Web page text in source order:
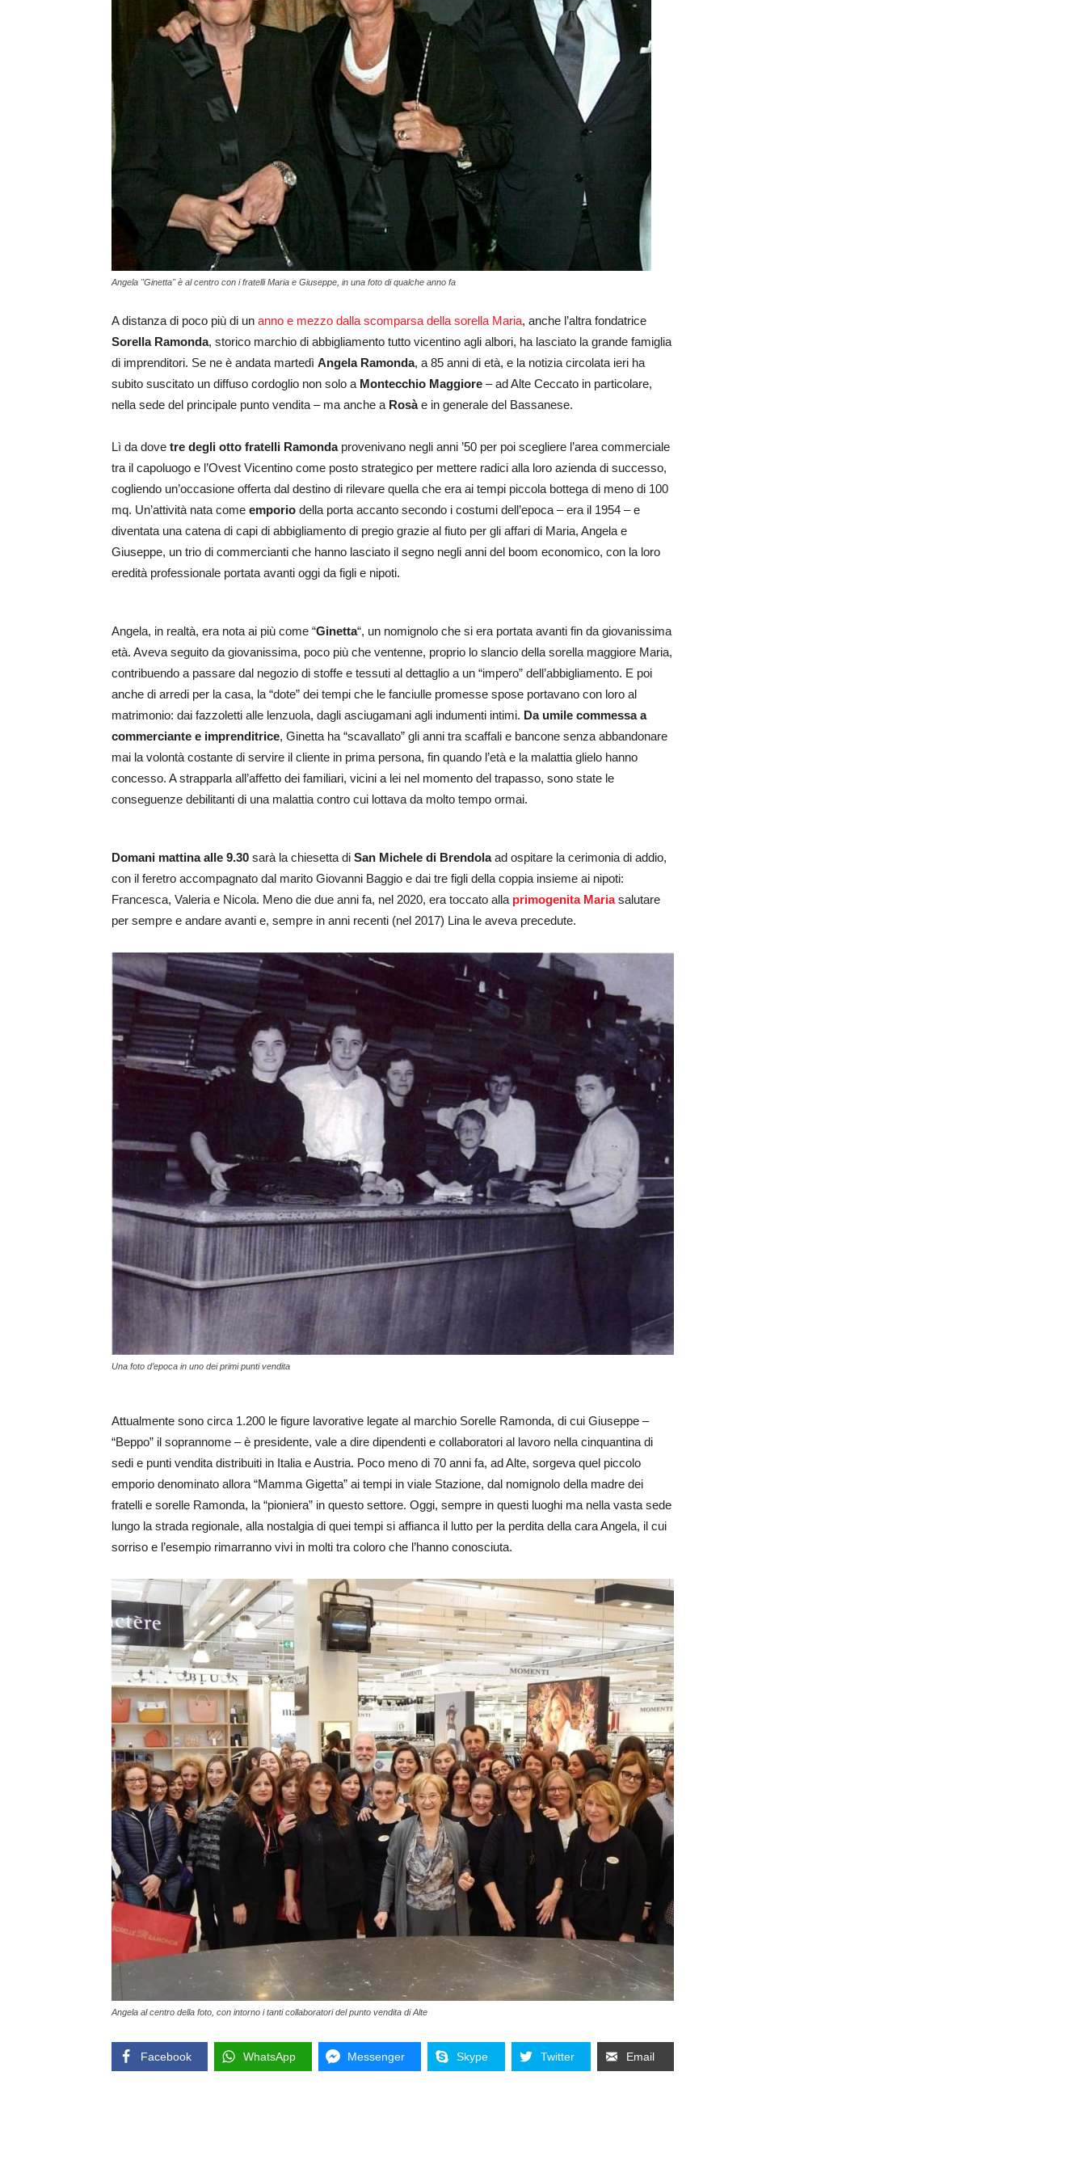
Angela "Ginetta" è al centro con i fratelli Maria e Giuseppe, in una foto di qualche anno fa
A distanza di poco più di un anno e mezzo dalla scomparsa della sorella Maria, anche l’altra fondatrice
Sorella Ramonda, storico marchio di abbigliamento tutto vicentino agli albori, ha lasciato la grande famiglia
di imprenditori. Se ne è andata martedì Angela Ramonda, a 85 anni di età, e la notizia circolata ieri ha
subito suscitato un diffuso cordoglio non solo a Montecchio Maggiore – ad Alte Ceccato in particolare,
nella sede del principale punto vendita – ma anche a Rosàe in generale del Bassanese.
Lì da dove tre degli otto fratelli Ramondaprovenivano negli anni ’50 per poi scegliere l’area commerciale
tra il capoluogo e l’Ovest Vicentino come posto strategico per mettere radici alla loro azienda di successo,
cogliendo un’occasione offerta dal destino di rilevare quella che era ai tempi piccola bottega di meno di 100
mq. Un’attività nata come emporio della porta accanto secondo i costumi dell’epoca – era il 1954 – e
diventata una catena di capi di abbigliamento di pregio grazie al fiuto per gli affari di Maria, Angela e
Giuseppe, un trio di commercianti che hanno lasciato il segno negli anni del boom economico, con la loro
eredità professionale portata avanti oggi da figli e nipoti.
Angela, in realtà, era nota ai più come “Ginetta“, un nomignolo che si era portata avanti fin da giovanissima
età. Aveva seguito da giovanissima, poco più che ventenne, proprio lo slancio della sorella maggiore Maria,
contribuendo a passare dal negozio di stoffe e tessuti al dettaglio a un “impero” dell’abbigliamento. E poi
anche di arredi per la casa, la “dote” dei tempi che le fanciulle promesse spose portavano con loro al
matrimonio: dai fazzoletti alle lenzuola, dagli asciugamani agli indumenti intimi. Da umile commessa a
commerciante e imprenditrice, Ginetta ha “scavallato” gli anni tra scaffali e bancone senza abbandonare
mai la volontà costante di servire il cliente in prima persona, fin quando l’età e la malattia glielo hanno
concesso. A strapparla all’affetto dei familiari, vicini a lei nel momento del trapasso, sono state le
conseguenze debilitanti di una malattia contro cui lottava da molto tempo ormai.
Domani mattina alle 9.30 sarà la chiesetta di San Michele di Brendolaad ospitare la cerimonia di addio,
con il feretro accompagnato dal marito Giovanni Baggio e dai tre figli della coppia insieme ai nipoti:
Francesca, Valeria e Nicola. Meno die due anni fa, nel 2020, era toccato alla primogenita Mariasalutare
per sempre e andare avanti e, sempre in anni recenti (nel 2017) Lina le aveva precedute.
Una foto d’epoca in uno dei primi punti vendita
Attualmente sono circa 1.200 le figure lavorative legate al marchio Sorelle Ramonda, di cui Giuseppe –
“Beppo” il soprannome – è presidente, vale a dire dipendenti e collaboratori al lavoro nella cinquantina di
sedi e punti vendita distribuiti in Italia e Austria. Poco meno di 70 anni fa, ad Alte, sorgeva quel piccolo
emporio denominato allora “Mamma Gigetta” ai tempi in viale Stazione, dal nomignolo della madre dei
fratelli e sorelle Ramonda, la “pioniera” in questo settore. Oggi, sempre in questi luoghi ma nella vasta sede
lungo la strada regionale, alla nostalgia di quei tempi si affianca il lutto per la perdita della cara Angela, il cui
sorriso e l’esempio rimarranno vivi in molti tra coloro che l’hanno conosciuta.
Angela al centro della foto, con intorno i tanti collaboratori del punto vendita di Alte
Facebook WhatsApp Messenger Skype Twitter Email